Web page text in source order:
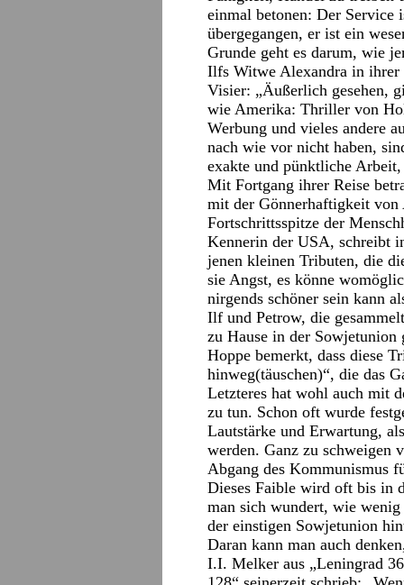
einmal betonen: Der
übergegangen, er ist ein
Grunde geht es darum, wie
Ilfs Witwe Alexandra in ihrer
Visier: „Äußerlich gesehen,
wie Amerika: Thriller von
Werbung und vieles andere
nach wie vor nicht haben,
exakte und pünktliche
Mit Fortgang ihrer Reise
mit der Gönnerhaftigkeit von
Fortschrittsspitze der
Kennerin der USA, schreibt
jenen kleinen Tributen, die
sie Angst, es könne
nirgends schöner sein kann
Ilf und Petrow, die
zu Hause in der Sowjetunion
Hoppe bemerkt, dass diese
hinweg(täuschen)“, die das
Letzteres hat wohl auch mit
zu tun. Schon oft wurde
Lautstärke und Erwartung,
werden. Ganz zu schweigen
Abgang des Kommunismus
Dieses Faible wird oft bis in
man sich wundert, wie
der einstigen Sowjetunion
Daran kann man auch
I.I. Melker aus „Leningrad